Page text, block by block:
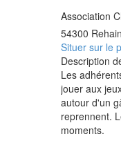
Association
54300
Situer sur le
Description
Les
jouer aux
autour d'un
reprennent.
moments.